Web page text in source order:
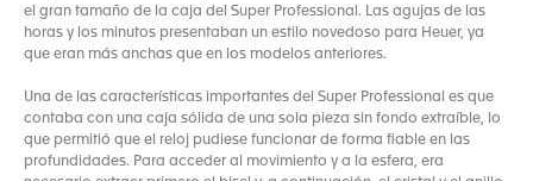
el gran tamaño de la caja del Super Professional. Las agujas de las
horas y los minutos presentaban un estilo novedoso para Heuer, ya
que eran más anchas que en los modelos anteriores.
Una de las características importantes del Super Professional es que
contaba con una caja sólida de una sola pieza sin fondo extraíble, lo
que permitió que el reloj pudiese funcionar de forma fiable en las
profundidades. Para acceder al movimiento y a la esfera, era